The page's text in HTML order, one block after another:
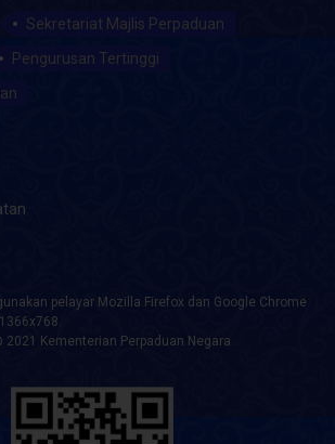
Sekretariat Majlis Perpaduan
Pengurusan Tertinggi
pelayar Mozilla Firefox dan Google Chrome
2021 Kementerian Perpaduan Negara